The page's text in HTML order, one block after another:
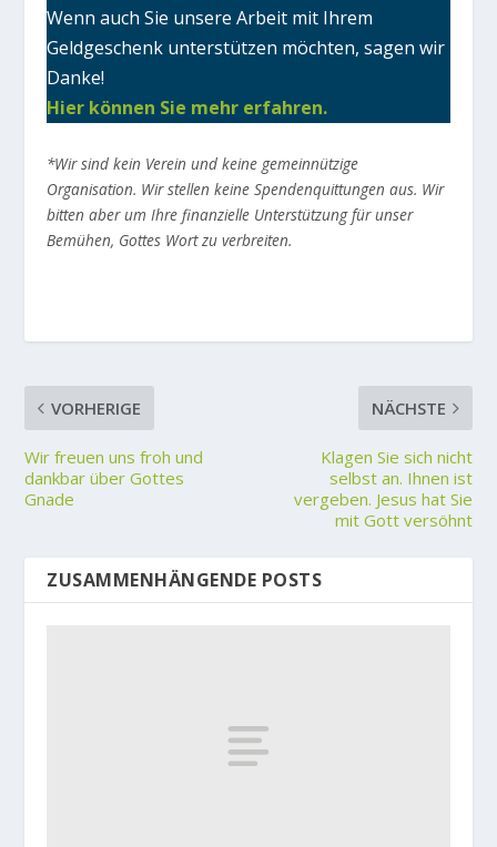
Wenn auch Sie unsere Arbeit mit Ihrem
Geldgeschenk unterstützen möchten, sagen wir
Danke!
Hier können Sie mehr erfahren.
*Wir sind kein Verein und keine gemeinnützige
Organisation. Wir stellen keine Spendenquittungen aus. Wir
bitten aber um Ihre finanzielle Unterstützung für unser
Bemühen, Gottes Wort zu verbreiten.
VORHERIGE
Wir freuen uns froh und
dankbar über Gottes
Gnade
NÄCHSTE
Klagen Sie sich nicht
selbst an. Ihnen ist
vergeben. Jesus hat Sie
mit Gott versöhnt
ZUSAMMENHÄNGENDE POSTS